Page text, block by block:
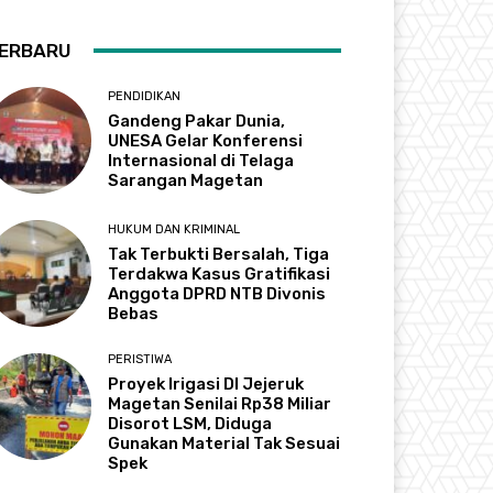
PENDIDIKAN
Gandeng Pakar Dunia,
UNESA Gelar Konferensi
Internasional di Telaga
Sarangan Magetan
HUKUM DAN KRIMINAL
Tak Terbukti Bersalah, Tiga
Terdakwa Kasus Gratifikasi
Anggota DPRD NTB Divonis
Bebas
PERISTIWA
Proyek Irigasi DI Jejeruk
Magetan Senilai Rp38 Miliar
Disorot LSM, Diduga
Gunakan Material Tak Sesuai
Spek